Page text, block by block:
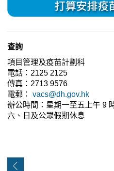
查詢
項目管理及疫苗計劃科
電話：2125 2125
傳真：2713 9576
電郵： vacs@dh.gov.hk
辦公時間：星期一至五上午 9
六、日及公眾假期休息